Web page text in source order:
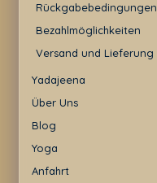
Rückgabebedingungen
Bezahlmöglichkeiten
Versand und Lieferung
Yadajeena
Über Uns
Blog
Yoga
Anfahrt